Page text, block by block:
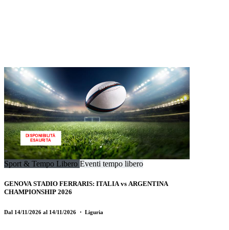
Sport & Tempo Libero Eventi tempo libero
GENOVA STADIO FERRARIS: ITALIA vs ARGENTINA
CHAMPIONSHIP 2026
Dal 14/11/2026 al 14/11/2026 ・ Liguria